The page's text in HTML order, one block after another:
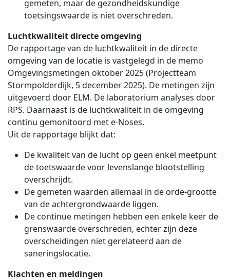
gemeten, maar de gezondheidskundige
toetsingswaarde is niet overschreden.
Luchtkwaliteit directe omgeving
De rapportage van de luchtkwaliteit in de directe
omgeving van de locatie is vastgelegd in de memo
Omgevingsmetingen oktober 2025 (Projectteam
Stormpolderdijk, 5 december 2025). De metingen zijn
uitgevoerd door ELM. De laboratorium analyses door
RPS. Daarnaast is de luchtkwaliteit in de omgeving
continu gemonitoord met e-Noses.
Uit de rapportage blijkt dat:
De kwaliteit van de lucht op geen enkel meetpunt
de toetswaarde voor levenslange blootstelling
overschrijdt.
De gemeten waarden allemaal in de orde-grootte
van de achtergrondwaarde liggen.
De continue metingen hebben een enkele keer de
grenswaarde overschreden, echter zijn deze
overscheidingen niet gerelateerd aan de
saneringslocatie.
Klachten en meldingen